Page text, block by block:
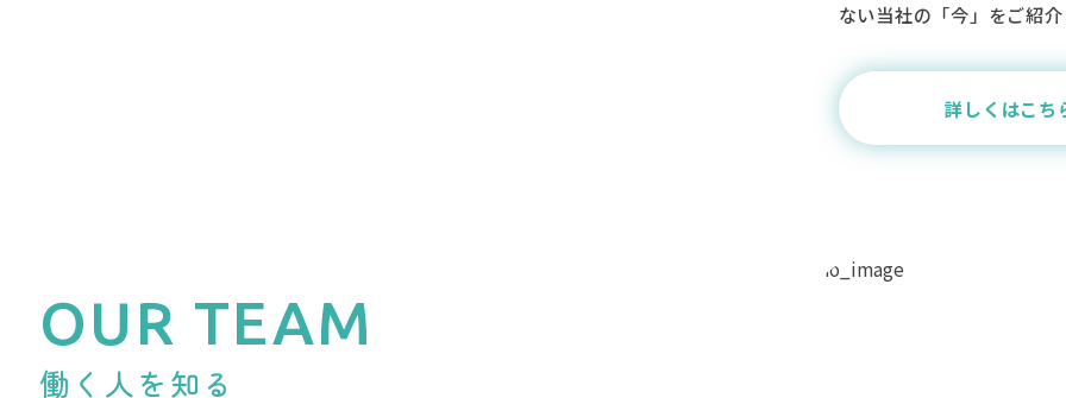
ない当社の「今」をご紹
詳しくはこち
OUR TEAM
働く人を知る